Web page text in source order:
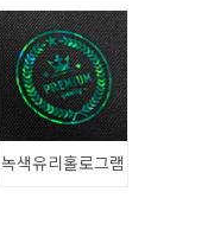
녹색유리홀로그램